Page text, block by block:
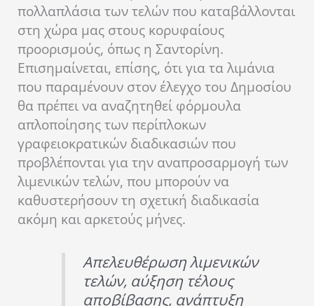
πολλαπλάσια των τελών που καταβάλλονται
στη χώρα μας στους κορυφαίους
προορισμούς, όπως η Σαντορίνη.
Επισημαίνεται, επίσης, ότι για τα λιμάνια
που παραμένουν στον έλεγχο του Δημοσίου
θα πρέπει να αναζητηθεί φόρμουλα
απλοποίησης των περίπλοκων
γραφειοκρατικών διαδικασιών που
προβλέπονται για την αναπροσαρμογή των
λιμενικών τελών, που μπορούν να
καθυστερήσουν τη σχετική διαδικασία
ακόμη και αρκετούς μήνες.
Απελευθέρωση λιμενικών
τελών, αύξηση τέλους
αποβίβασης, ανάπτυξη